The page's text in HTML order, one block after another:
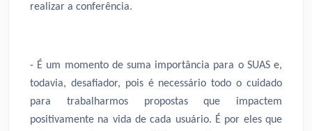
realizar a conferência.
- É um momento de suma importância para o SUAS e,
todavia, desafiador, pois é necessário todo o cuidado
para trabalharmos propostas que impactem
positivamente na vida de cada usuário. É por eles que